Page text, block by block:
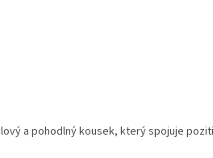
a pohodlný kousek, který spojuje